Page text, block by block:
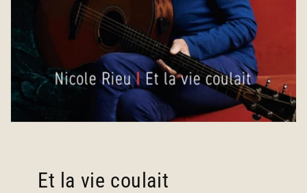
Et la vie coulait